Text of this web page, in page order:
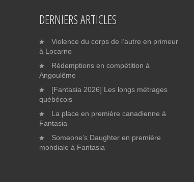
DERNIERS ARTICLES
Violence du corps de l’autre en primeur
à Locarno
Rédemptions en compétition à
Angoulême
[Fantasia 2026] Les longs métrages
québécois
La place en première canadienne à
Fantasia
Someone’s Daughter en première
mondiale à Fantasia